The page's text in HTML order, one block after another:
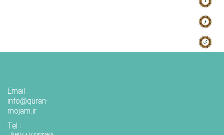
Email :
info@quran-
mojam.ir
Tel :